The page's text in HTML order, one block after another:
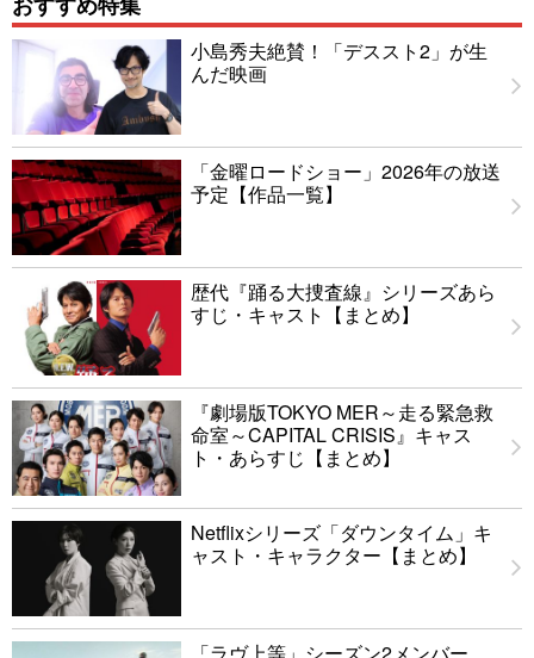
小島秀夫絶賛！「デススト2」が生
んだ映画
「金曜ロードショー」2026年の放送
予定【作品一覧】
歴代『踊る大捜査線』シリーズあら
すじ・キャスト【まとめ】
『劇場版TOKYO MER～走る緊急救
命室～CAPITAL CRISIS』キャス
ト・あらすじ【まとめ】
Netflixシリーズ「ダウンタイム」キ
ャスト・キャラクター【まとめ】